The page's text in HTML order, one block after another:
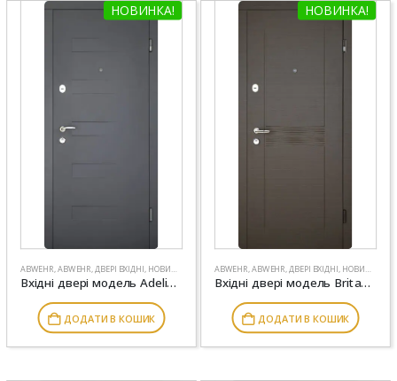
НОВИНКА!
ABWEHR ,ABWEHR ДВЕРІ ВХІДНІ НОВИНКИ
Вхідні двері модель Adelina комплектація Comfort ABWEHR (490)
ДОДАТИ В КОШИК
НОВИНКА!
ABWEHR ,ABWEHR ДВЕРІ ВХІДНІ НОВИНКИ
Вхідні двері модель Britana комплектація Comfort ABWEHR (505)
ДОДАТИ В КОШИК